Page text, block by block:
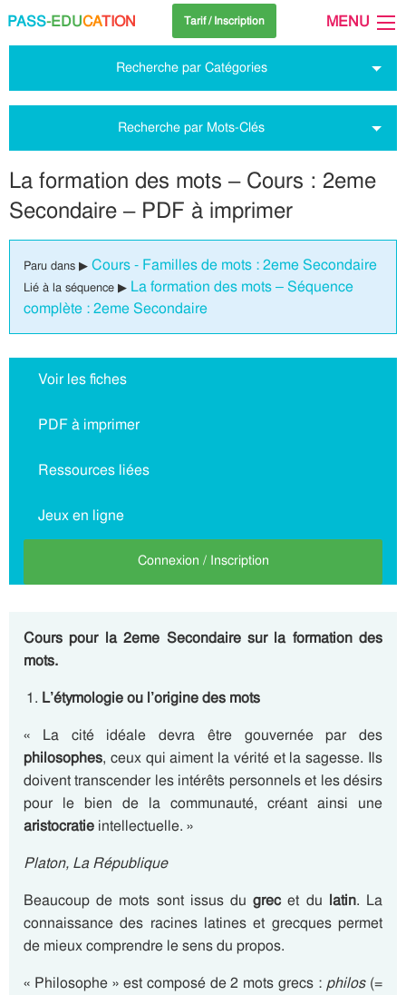
PASS-EDUCATION Tarif / Inscription MENU
Recherche par Catégories
Recherche par Mots-Clés
La formation des mots – Cours : 2eme
Secondaire – PDF à imprimer
Paru dans ▶ Cours - Familles de mots : 2eme Secondaire
Lié à la séquence ▶ La formation des mots – Séquence
complète : 2eme Secondaire
Voir les fiches
PDF à imprimer
Ressources liées
Jeux en ligne
Connexion / Inscription
Cours pour la 2eme Secondaire sur la formation des
mots.
L’étymologie ou l’origine des mots
« La cité idéale devra être gouvernée par des
philosophes, ceux qui aiment la vérité et la sagesse. Ils
doivent transcender les intérêts personnels et les désirs
pour le bien de la communauté, créant ainsi une
aristocratie intellectuelle. »
Platon, La République
Beaucoup de mots sont issus dugrecet du latin. La
connaissance des racines latines et grecques permet
de mieux comprendre le sens du propos.
« Philosophe » est composé de 2 mots grecs : philos(=